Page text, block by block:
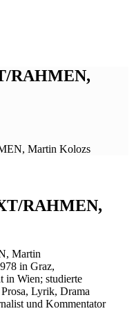
RAHMEN,
Martin Kolozs
RAHMEN,
Martin
in Graz,
in Wien; studierte
Lyrik, Drama
und Kommentator